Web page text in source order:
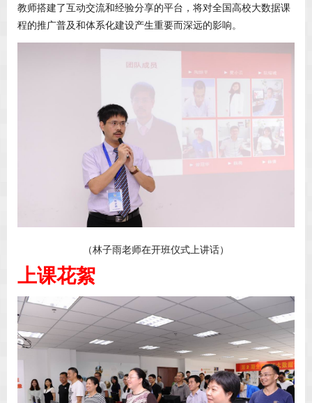
教师搭建了互动交流和经验分享的平台，将对全国高校大数据课
程的推广普及和体系化建设产生重要而深远的影响。
（林子雨老师在开班仪式上讲话）
上课花絮